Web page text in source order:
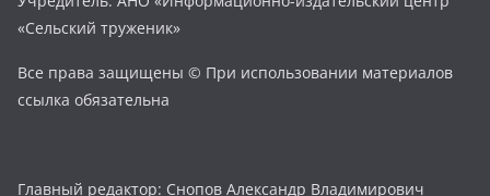
«Сельский труженик»
Все права защищены © При использовании материалов
ссылка обязательна
Главный редактор: Снопов Александр Владимирович